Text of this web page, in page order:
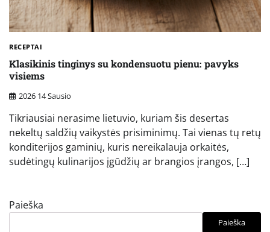
RECEPTAI
Klasikinis tinginys su kondensuotu pienu: pavyks
visiems
2026 14 Sausio
Tikriausiai nerasime lietuvio, kuriam šis desertas
nekeltų saldžių vaikystės prisiminimų. Tai vienas tų retų
konditerijos gaminių, kuris nereikalauja orkaitės,
sudėtingų kulinarijos įgūdžių ar brangios įrangos, […]
Paieška
Paieška